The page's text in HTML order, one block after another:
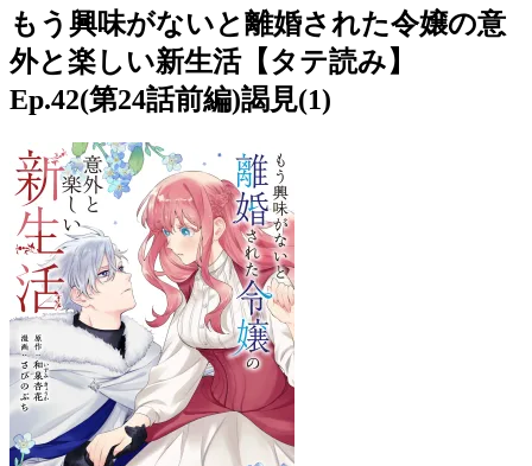
もう興味がないと離婚された令嬢の意
外と楽しい新生活【タテ読み】
Ep.42(第24話前編)謁見(1)